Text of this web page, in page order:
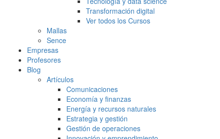
Transformación digital
Ver todos los Cursos
Mallas
Sence
Empresas
Profesores
Blog
Artículos
Comunicaciones
Economía y finanzas
Energía y recursos naturales
Estrategia y gestión
Gestión de operaciones